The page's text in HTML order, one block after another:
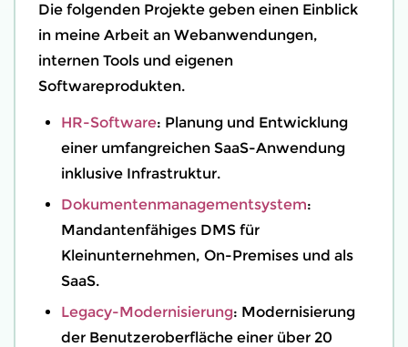
Die folgenden Projekte geben einen Einblick
in meine Arbeit an Webanwendungen,
internen Tools und eigenen
Softwareprodukten.
HR-Software: Planung und Entwicklung
einer umfangreichen SaaS-Anwendung
inklusive Infrastruktur.
Dokumentenmanagementsystem:
Mandantenfähiges DMS für
Kleinunternehmen, On-Premises und als
SaaS.
Legacy-Modernisierung: Modernisierung
der Benutzeroberfläche einer über 20